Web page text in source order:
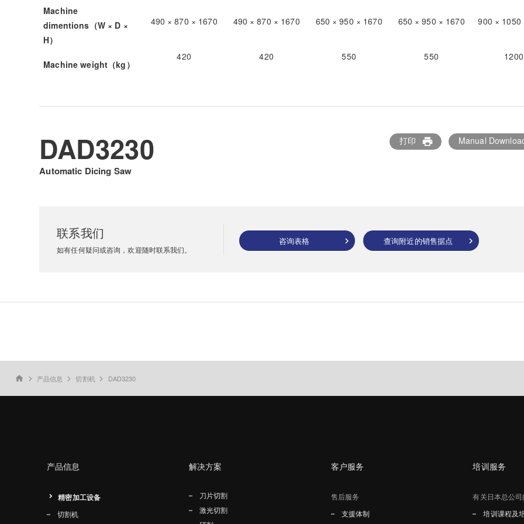
Machine
dimentions（W × D ×
H）
Machine weight（kg）
490 × 870 × 1670 490 × 870 × 1670 650 × 950 × 1670 650 × 950 × 1670 900 × 1050
420 420 550 550 1200
DAD3230
Automatic Dicing Saw
打印 print Manual
联系我们
如有任何疑问或咨询，欢迎随时联系我们。
咨询表格 查询附近的销售据点
home 产品信息 切割机 DAD3230
产品信息
精密加工设备
切割机
解决方案
刀片切割
激光切割
客户服务
售后服务
支援体制
培训服务
有关日本总公
培训课程及